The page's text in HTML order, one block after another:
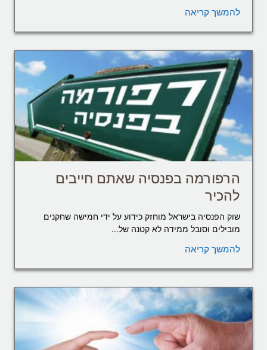
להמשך קריאה
הרפורמה בפנסיה שאתם חייבים
להכיר
שוק הפנסיה בישראל מוחזק כידוע על ידי חמישה שחקנים
מובילים וסובל ממידה לא קטנה של...
להמשך קריאה